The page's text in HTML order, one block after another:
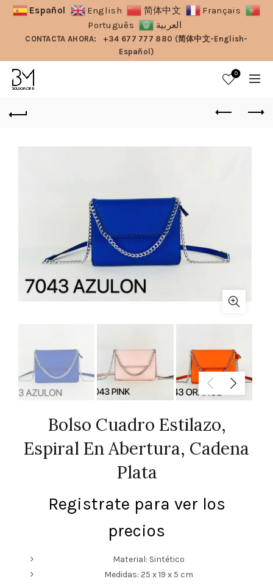
Español English 简体中文
Français
Português
العربية
CONTACTA AHORA:
+34 677 777 880 (简体中文-English-
Español)
0
Bolso Cuadro Estilazo,
Espiral En Abertura, Cadena
Plata
Registrate para ver los
precios
Material: Sintético
Medidas: 25 x 19 x 5 cm